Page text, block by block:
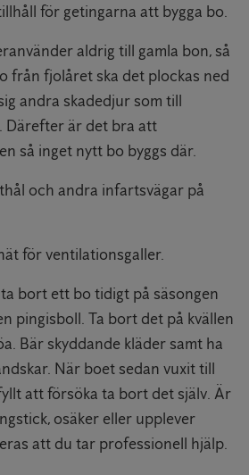
för getingarna att bygga bo.
aldrig till gamla bon, så
från fjolåret ska det plockas ned
andra skadedjur som till
Därefter är det bra att
så inget nytt bo byggs där.
och andra infartsvägar på
för ventilationsgaller.
bort ett bo tidigt på säsongen
pingisboll. Ta bort det på kvällen
Bär skyddande kläder samt ha
När boet sedan vuxit till
att försöka ta bort det själv. Är
osäker eller upplever
att du tar professionell hjälp.